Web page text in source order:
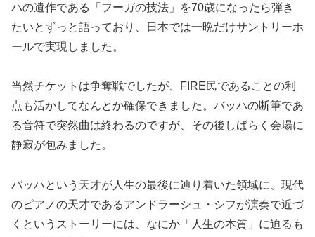
ハの遺作である「フーガの技法」を70歳になったら弾き
たいとずっと語っており、日本では一晩だけサントリーホ
ールで実現しました。
当然チケットは争奪戦でしたが、FIRE民であることの利
点も活かしてなんとか確保できました。バッハの断筆であ
る音符で突然曲は終わるのですが、その後しばらく会場に
静寂が包みました。
バッハという天才が人生の最後に辿り着いた領域に、現代
のピアノの天才であるアンドラーシュ・シフが演奏で近づ
くというストーリーには、なにか「人生の本質」に迫るも